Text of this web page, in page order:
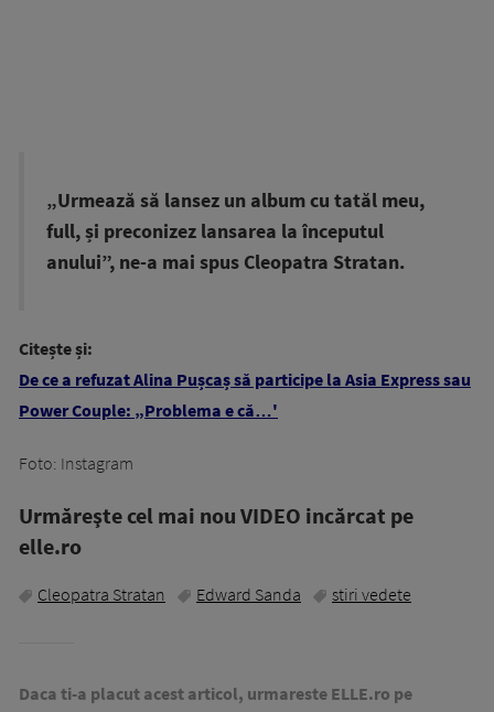
„Urmează să lansez un album cu tatăl meu,
full, și preconizez lansarea la începutul
anului”, ne-a mai spus Cleopatra Stratan.
Citește și:
De ce a refuzat Alina Pușcaș să participe la Asia Express sau
Power Couple: „Problema e că…'
Foto: Instagram
Urmăreşte cel mai nou VIDEO incărcat pe
elle.ro
Cleopatra Stratan Edward Sanda stiri vedete
Daca ti-a placut acest articol, urmareste ELLE.ro pe